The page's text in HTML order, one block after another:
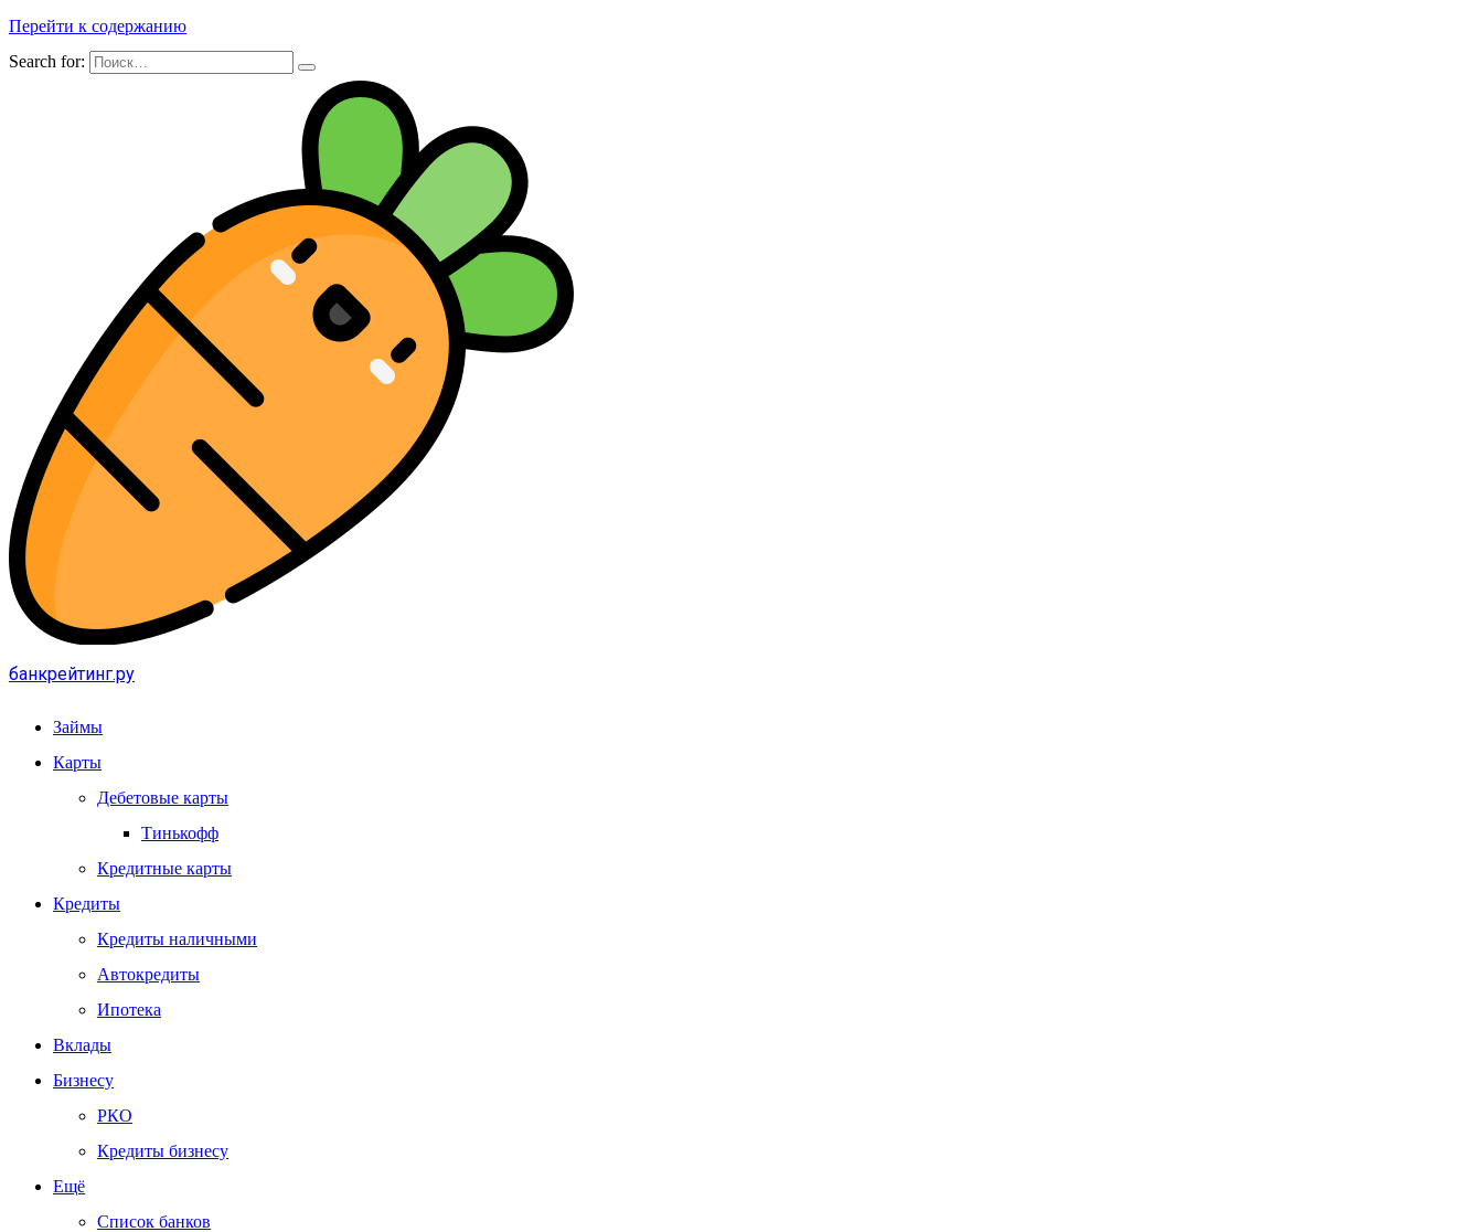
Перейти к содержанию
Search for:
банкрейтинг.ру
Займы
Карты
Дебетовые карты
Тинькофф
Кредитные карты
Кредиты
Кредиты наличными
Автокредиты
Ипотека
Вклады
Бизнесу
РКО
Кредиты бизнесу
Ещё
Список банков